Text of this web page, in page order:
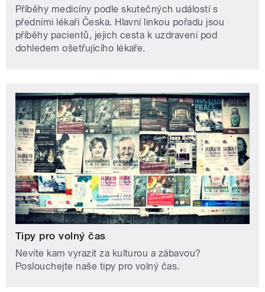
Příběhy medicíny podle skutečných událostí s
předními lékaři Česka. Hlavní linkou pořadu jsou
příběhy pacientů, jejich cesta k uzdravení pod
dohledem ošetřujícího lékaře.
Tipy pro volný čas
Nevíte kam vyrazit za kulturou a zábavou?
Poslouchejte naše tipy pro volný čas.